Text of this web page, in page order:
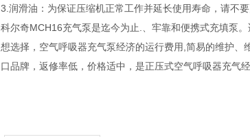
3.润滑油：为保证压缩机正常工作并延长使用寿命，请不
科尔奇MCH16充气泵是迄今为止.、牢靠和便携式充填泵
想选择，空气呼吸器充气泵经济的运行费用,简易的维护
口品牌，返修率低，价格适中，是正压式空气呼吸器充气经